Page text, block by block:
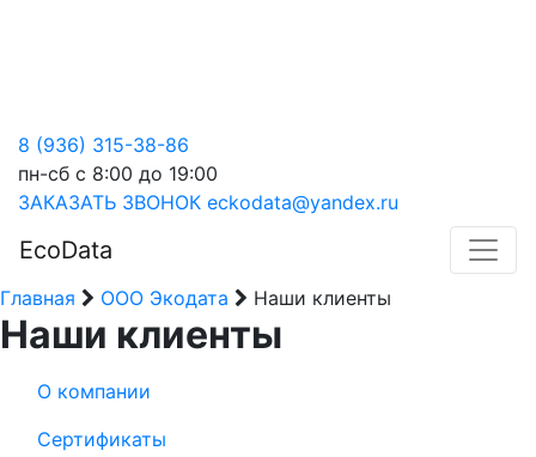
8 (936) 315-38-86
пн-сб с 8:00 до 19:00
ЗАКАЗАТЬ ЗВОНОК eckodata@yandex.ru
EcoData
Главная ООО Экодата Наши клиенты
Наши клиенты
О компании
Сертификаты